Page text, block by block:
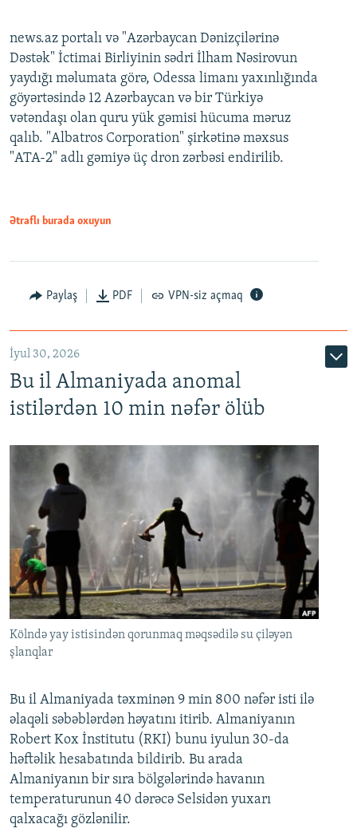
news.az portalı və "Azərbaycan Dənizçilərinə
Dəstək" İctimai Birliyinin sədri İlham Nəsirovun
yaydığı məlumata görə, Odessa limanı yaxınlığında
göyərtəsində 12 Azərbaycan və bir Türkiyə
vətəndaşı olan quru yük gəmisi hücuma məruz
qalıb. "Albatros Corporation" şirkətinə məxsus
"ATA-2" adlı gəmiyə üç dron zərbəsi endirilib.
Ətraflı burada oxuyun
Paylaş PDF VPN-siz açmaq
İyul 30, 2026
Bu il Almaniyada anomal
istilərdən 10 min nəfər ölüb
Kölndə yay istisindən qorunmaq məqsədilə su çiləyən
şlanqlar
Bu il Almaniyada təxminən 9 min 800 nəfər isti ilə
əlaqəli səbəblərdən həyatını itirib. Almaniyanın
Robert Kox İnstitutu (RKI) bunu iyulun 30-da
həftəlik hesabatında bildirib. Bu arada
Almaniyanın bir sıra bölgələrində havanın
temperaturunun 40 dərəcə Selsidən yuxarı
qalxacağı gözlənilir.